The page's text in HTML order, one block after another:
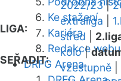
Ke stažení
Kariéra
Redakce webu
DRFG Arena
2022/23|
LIGA:
extraliga
střed
SEŘADIT:
kolo|
vzestupně